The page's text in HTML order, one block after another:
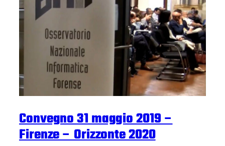
Convegno 31 maggio 2019 –
Firenze – Orizzonte 2020